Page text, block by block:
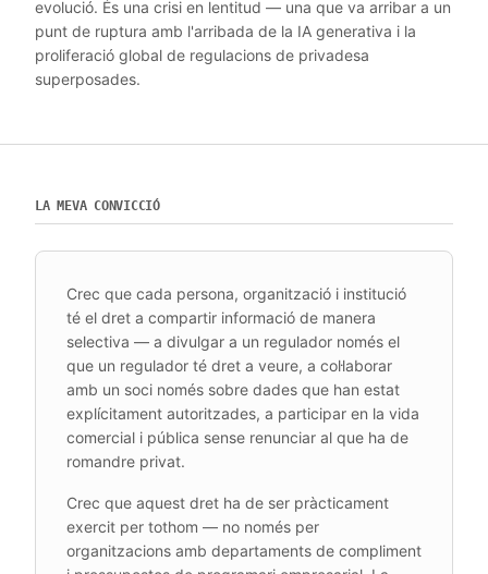
evolució. És una crisi en lentitud — una que va arribar a un
punt de ruptura amb l'arribada de la IA generativa i la
proliferació global de regulacions de privadesa
superposades.
LA MEVA CONVICCIÓ
Crec que cada persona, organització i institució
té el dret a compartir informació de manera
selectiva — a divulgar a un regulador només el
que un regulador té dret a veure, a col·laborar
amb un soci només sobre dades que han estat
explícitament autoritzades, a participar en la vida
comercial i pública sense renunciar al que ha de
romandre privat.
Crec que aquest dret ha de ser pràcticament
exercit per tothom — no només per
organitzacions amb departaments de compliment